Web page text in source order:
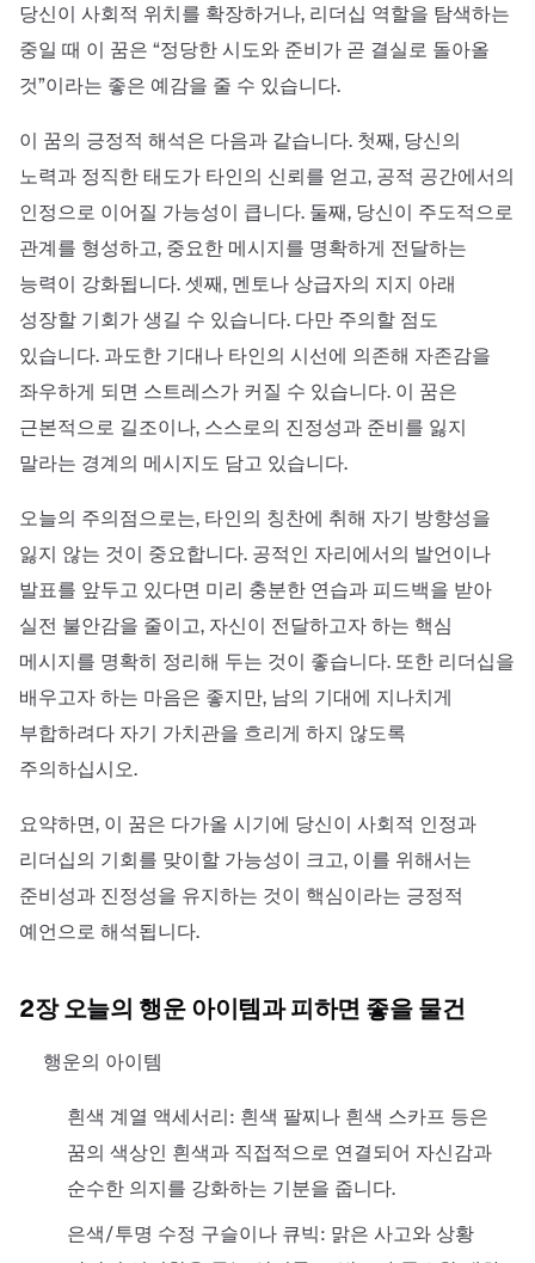
당신이 사회적 위치를 확장하거나, 리더십 역할을 탐색하는
중일 때 이 꿈은 “정당한 시도와 준비가 곧 결실로 돌아올
것”이라는 좋은 예감을 줄 수 있습니다.
이 꿈의 긍정적 해석은 다음과 같습니다. 첫째, 당신의
노력과 정직한 태도가 타인의 신뢰를 얻고, 공적 공간에서의
인정으로 이어질 가능성이 큽니다. 둘째, 당신이 주도적으로
관계를 형성하고, 중요한 메시지를 명확하게 전달하는
능력이 강화됩니다. 셋째, 멘토나 상급자의 지지 아래
성장할 기회가 생길 수 있습니다. 다만 주의할 점도
있습니다. 과도한 기대나 타인의 시선에 의존해 자존감을
좌우하게 되면 스트레스가 커질 수 있습니다. 이 꿈은
근본적으로 길조이나, 스스로의 진정성과 준비를 잃지
말라는 경계의 메시지도 담고 있습니다.
오늘의 주의점으로는, 타인의 칭찬에 취해 자기 방향성을
잃지 않는 것이 중요합니다. 공적인 자리에서의 발언이나
발표를 앞두고 있다면 미리 충분한 연습과 피드백을 받아
실전 불안감을 줄이고, 자신이 전달하고자 하는 핵심
메시지를 명확히 정리해 두는 것이 좋습니다. 또한 리더십을
배우고자 하는 마음은 좋지만, 남의 기대에 지나치게
부합하려다 자기 가치관을 흐리게 하지 않도록
주의하십시오.
요약하면, 이 꿈은 다가올 시기에 당신이 사회적 인정과
리더십의 기회를 맞이할 가능성이 크고, 이를 위해서는
준비성과 진정성을 유지하는 것이 핵심이라는 긍정적
예언으로 해석됩니다.
2장 오늘의 행운 아이템과 피하면 좋을 물건
행운의 아이템
흰색 계열 액세서리: 흰색 팔찌나 흰색 스카프 등은
꿈의 색상인 흰색과 직접적으로 연결되어 자신감과
순수한 의지를 강화하는 기분을 줍니다.
은색/투명 수정 구슬이나 큐빅: 맑은 사고와 상황